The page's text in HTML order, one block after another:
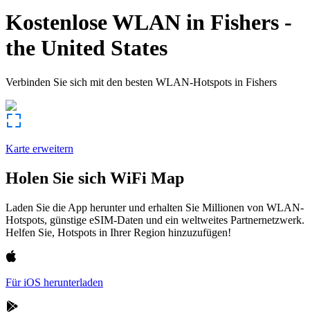
Kostenlose WLAN in Fishers -
the United States
Verbinden Sie sich mit den besten WLAN-Hotspots in Fishers
Karte erweitern
Holen Sie sich WiFi Map
Laden Sie die App herunter und erhalten Sie Millionen von WLAN-
Hotspots, günstige eSIM-Daten und ein weltweites Partnernetzwerk.
Helfen Sie, Hotspots in Ihrer Region hinzuzufügen!
Für iOS herunterladen